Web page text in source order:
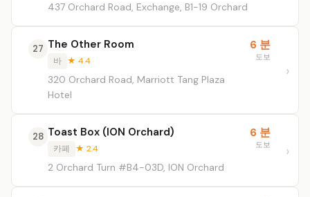
437 Orchard Road, Exchange, B1-19 Orchard
27 The Other Room
바 ★ 4.4
320 Orchard Road, Marriott Tang Plaza
Hotel
6 분
도보
28 Toast Box (ION Orchard)
카페 ★ 2.4
2 Orchard Turn #B4-03D, ION Orchard
6 분
도보